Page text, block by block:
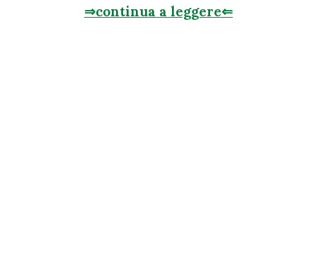
⇒continua a leggere⇐